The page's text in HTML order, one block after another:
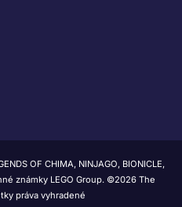
OF CHIMA, NINJAGO, BIONICLE,
známky LEGO Group. ©2026 The
práva vyhradené